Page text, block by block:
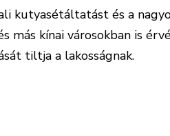
kutyasétáltatást és a
kínai városokban is
tiltja a lakosságnak.